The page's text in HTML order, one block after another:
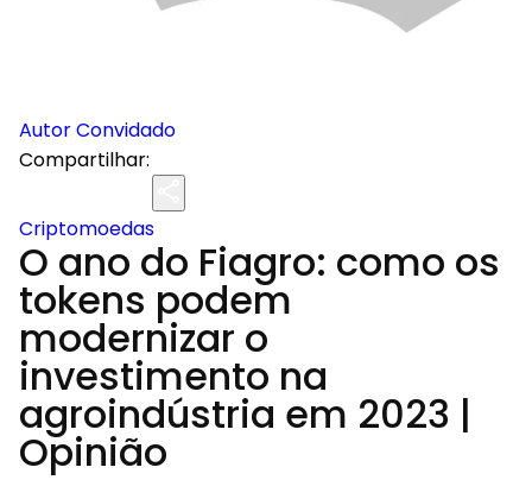
Autor Convidado
Compartilhar:
Criptomoedas
O ano do Fiagro: como os
tokens podem
modernizar o
investimento na
agroindústria em 2023 |
Opinião